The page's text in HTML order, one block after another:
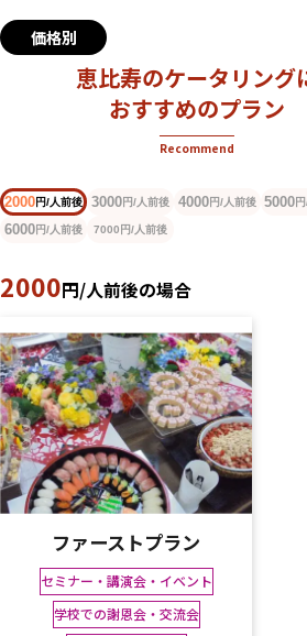
価格別
恵比寿のケータリング
おすすめのプラン
Recommend
2000円/人前後 3000円/人前後 4000円/人前後 5000
6000円/人前後 7000 円/人前後
2000円/人前後の場合
ファーストプラン
セミナー・講演会・イベント
学校での謝恩会・交流会